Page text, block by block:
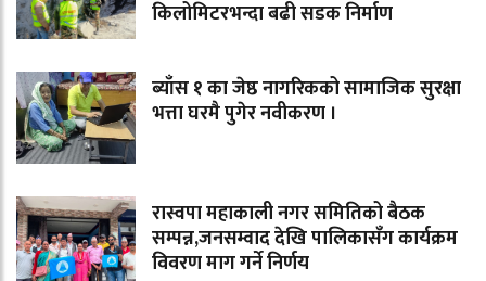
किलोमिटरभन्दा बढी सडक निर्माण
ब्याँस १ का जेष्ठ नागरिकको सामाजिक सुरक्षा
भत्ता घरमै पुगेर नवीकरण ।
रास्वपा महाकाली नगर समितिको बैठक
सम्पन्न,जनसम्वाद देखि पालिकासँग कार्यक्रम
विवरण माग गर्ने निर्णय